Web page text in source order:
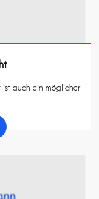
ist auch ein möglicher